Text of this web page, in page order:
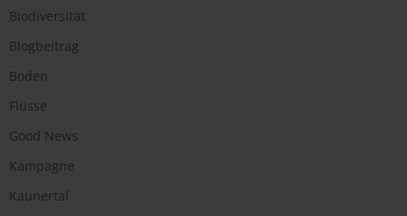
Biodiversität
Blogbeitrag
Boden
Flüsse
Good News
Kampagne
Kaunertal